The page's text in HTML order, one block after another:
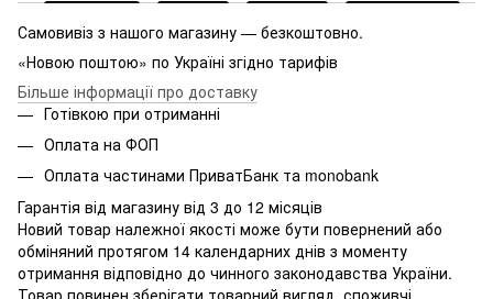
Самовивіз з нашого магазину — безкоштовно.
«Новою поштою» по Україні згідно тарифів
Більше інформації про доставку
Готівкою при отриманні
Оплата на ФОП
Оплата частинами ПриватБанк та monobank
Гарантія від магазину від 3 до 12 місяців
Новий товар належної якості може бути повернений або
обміняний протягом 14 календарних днів з моменту
отримання відповідно до чинного законодавства України.
Товар повинен зберігати товарний вигляд, споживчі